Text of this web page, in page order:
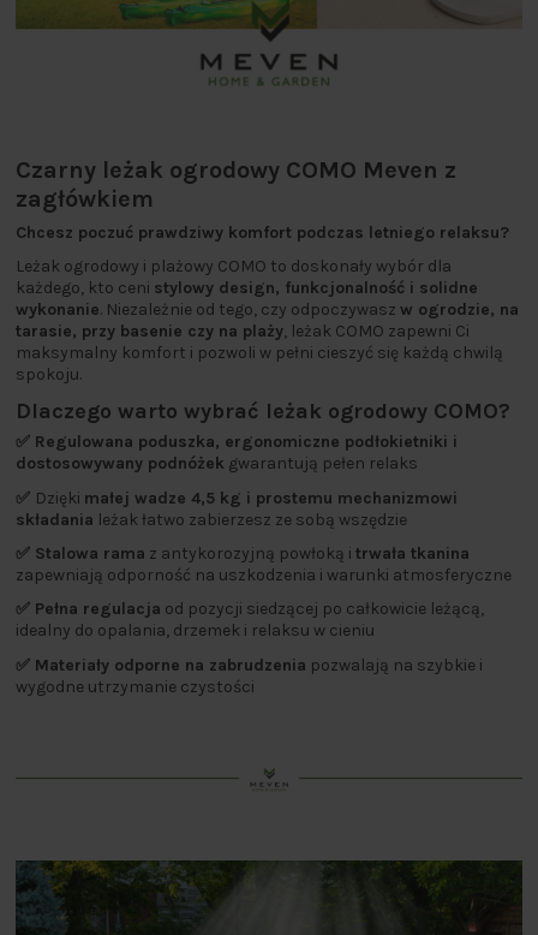
Czarny leżak ogrodowy COMO Meven z
zagłówkiem
Chcesz poczuć prawdziwy komfort podczas letniego relaksu?
Leżak ogrodowy i plażowy COMO to doskonały wybór dla
każdego, kto ceni stylowy design, funkcjonalność i solidne
wykonanie. Niezależnie od tego, czy odpoczywasz w ogrodzie, na
tarasie, przy basenie czy na plaży, leżak COMO zapewni Ci
maksymalny komfort i pozwoli w pełni cieszyć się każdą chwilą
spokoju.
Dlaczego warto wybrać leżak ogrodowy COMO?
✅ Regulowana poduszka, ergonomiczne podłokietniki i
dostosowywany podnóżek gwarantują pełen relaks
✅ Dzięki małej wadze 4,5 kg i prostemu mechanizmowi
składania leżak łatwo zabierzesz ze sobą wszędzie
✅ Stalowa rama z antykorozyjną powłoką i trwała tkanina
zapewniają odporność na uszkodzenia i warunki atmosferyczne
✅ Pełna regulacja od pozycji siedzącej po całkowicie leżącą,
idealny do opalania, drzemek i relaksu w cieniu
✅ Materiały odporne na zabrudzenia pozwalają na szybkie i
wygodne utrzymanie czystości